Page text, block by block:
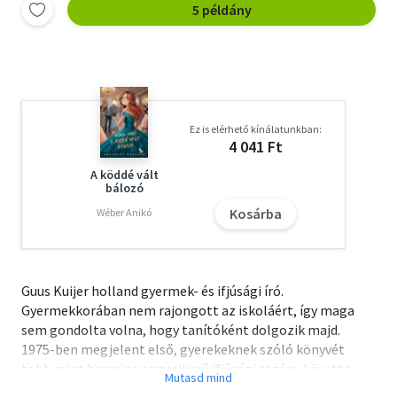
5 példány
A köddé vált
bálozó
Wéber Anikó
Ez is elérhető kínálatunkban:
4 041 Ft
Kosárba
Guus Kuijer holland gyermek- és ifjúsági író.
Gyermekkorában nem rajongott az iskoláért, így maga
sem gondolta volna, hogy tanítóként dolgozik majd.
1975-ben megjelent első, gyerekeknek szóló könyvét
több mint harminc nagy sikerű ifjúsági regény követte.
Kuijer népszerűségének titka, hogy éppolyan